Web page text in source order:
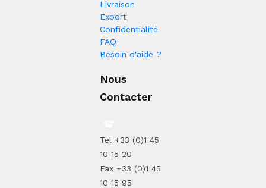
Livraison
Export
Confidentialité
FAQ
Besoin d'aide ?
Nous
Contacter
Tel +33 (0)1 45
10 15 20
Fax +33 (0)1 45
10 15 95